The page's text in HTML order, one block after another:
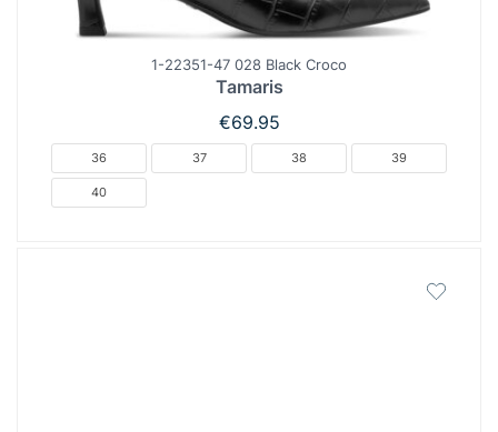
1-22351-47 028 Black Croco
Tamaris
€69.95
36 37 38 39
40